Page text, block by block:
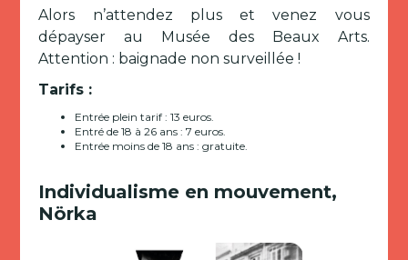
Alors n’attendez plus et venez vous
dépayser au Musée des Beaux Arts.
Attention : baignade non surveillée !
Tarifs :
Entrée plein tarif : 13 euros.
Entré de 18 à 26 ans : 7 euros.
Entrée moins de 18 ans : gratuite.
Individualisme en mouvement,
Nörka